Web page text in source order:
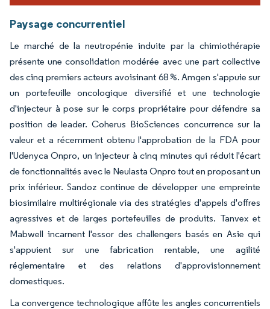
Paysage concurrentiel
Le marché de la neutropénie induite par la chimiothérapie
présente une consolidation modérée avec une part collective
des cinq premiers acteurs avoisinant 68 %. Amgen s'appuie sur
un portefeuille oncologique diversifié et une technologie
d'injecteur à pose sur le corps propriétaire pour défendre sa
position de leader. Coherus BioSciences concurrence sur la
valeur et a récemment obtenu l'approbation de la FDA pour
l'Udenyca Onpro, un injecteur à cinq minutes qui réduit l'écart
de fonctionnalités avec le Neulasta Onpro tout en proposant un
prix inférieur. Sandoz continue de développer une empreinte
biosimilaire multirégionale via des stratégies d'appels d'offres
agressives et de larges portefeuilles de produits. Tanvex et
Mabwell incarnent l'essor des challengers basés en Asie qui
s'appuient sur une fabrication rentable, une agilité
réglementaire et des relations d'approvisionnement
domestiques.
La convergence technologique affûte les angles concurrentiels